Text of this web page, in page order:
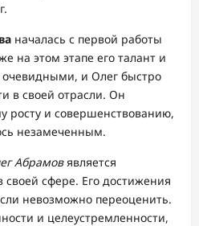
началась с первой работы
на этом этапе его талант и
очевидными, и Олег быстро
в своей отрасли. Он
росту и совершенствованию,
незамеченным.
Абрамовявляется
сфере. Его достижения
невозможно переоценить.
и целеустремленности,